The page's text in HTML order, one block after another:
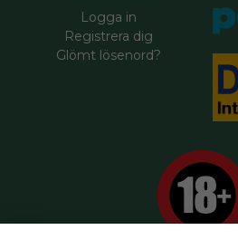
Logga in
Registrera dig
Glömt lösenord?